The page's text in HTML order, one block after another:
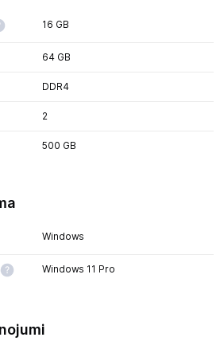
16 GB
64 GB
DDR4
2
500 GB
Windows
Windows 11 Pro